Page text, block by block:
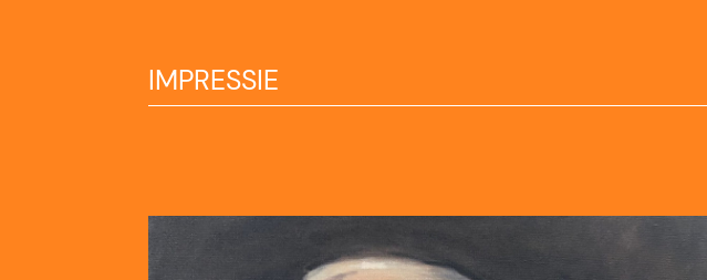
IMPRESSIE